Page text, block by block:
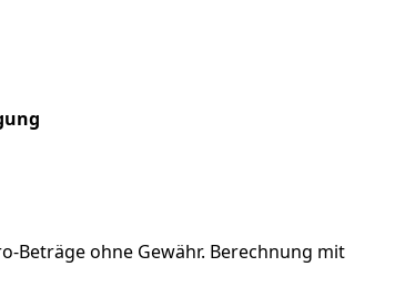
Beträge ohne Gewähr. Berechnung mit